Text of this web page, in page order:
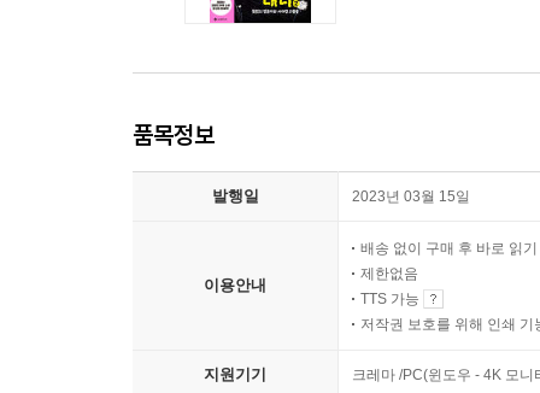
품목정보
발행일 2023년 03월 15일
이용안내
배송 없이 구매 후 바로 읽기
제한없음
TTS 가능
저작권 보호를 위해 인쇄 기
지원기기 크레마 /PC(윈도우 - 4K 모